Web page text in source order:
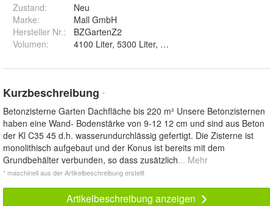
Zustand:
Neu
Marke:
Mall GmbH
Hersteller Nr.:
BZGartenZ2
Volumen: 4100 Liter, 5300 Liter, 6600 Liter, 7800 Liter,
Kurzbeschreibung *
Betonzisterne Garten Dachfläche bis 220 m² Unsere Betonzisternen
haben eine Wand- Bodenstärke von 9-12 12 cm und sind aus Beton
der Kl C35 45 d.h. wasserundurchlässig gefertigt. Die Zisterne ist
monolithisch aufgebaut und der Konus ist bereits mit dem
Grundbehälter verbunden, so dass zusätzlich... Mehr
* maschinell aus der Artikelbeschreibung erstellt
Artikelbeschreibung anzeigen